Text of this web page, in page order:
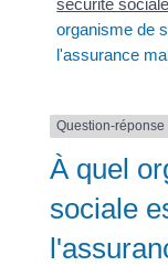
sécurité
organisme de
l'assurance
Question-réponse
À quel
sociale